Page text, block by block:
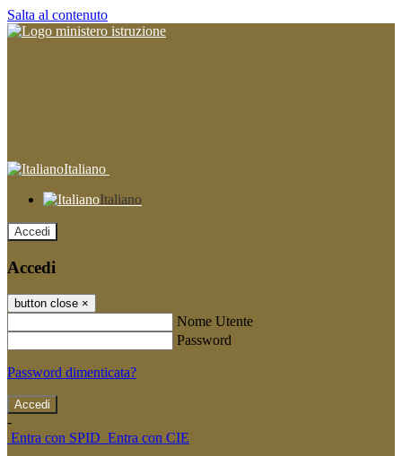
Salta al contenuto
Italiano
Italiano
Accedi
Accedi
button close ×
Nome Utente
Password
Password dimenticata?
-
Entra con SPID Entra con CIE